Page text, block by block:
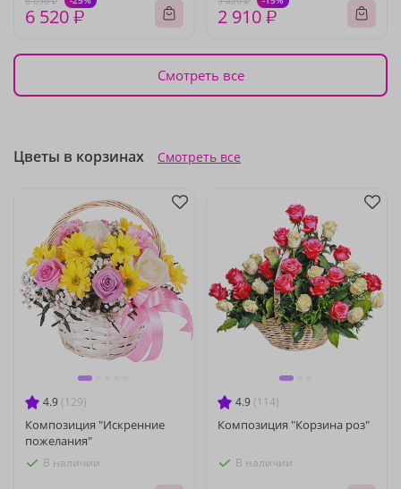
6 520 ₽ 2 910 ₽
Смотреть все
Цветы в корзинах Смотреть все
4.9 (129)
Композиция "Искренние
пожелания"
В наличии
4.9 (114)
Композиция "Корзина роз"
В наличии